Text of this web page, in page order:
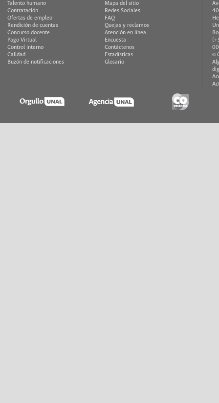
Talento humano
Contratación
Ofertas de empleo
Rendición de cuentas
Concurso docente
Pago Virtual
Control interno
Calidad
Buzón de notificaciones
Mapa del sitio
Redes Sociales
FAQ
Quejas y reclamos
Atención en línea
Encuesta
Contáctenos
Estadísticas
Glosario
©